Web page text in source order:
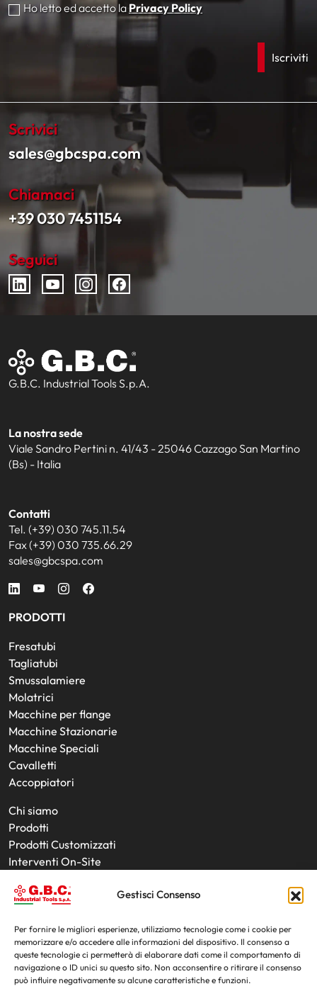
Gestisci Consenso
Per fornire le migliori esperienze, utilizziamo tecnologie come i cookie per
memorizzare e/o accedere alle informazioni del dispositivo. Il consenso a
queste tecnologie ci permetterà di elaborare dati come il comportamento di
navigazione o ID unici su questo sito. Non acconsentire o ritirare il consenso
può influire negativamente su alcune caratteristiche e funzioni.
Ho letto ed accetto la Privacy Policy
Scrivici
sales@gbcspa.com
Chiamaci
+39 030 7451154
Seguici
G.B.C. Industrial Tools S.p.A.
La nostra sede
Viale Sandro Pertini n. 41/43 - 25046 Cazzago San Martino
(Bs) - Italia
Contatti
Tel. (+39) 030 745.11.54
Fax (+39) 030 735.66.29
sales@gbcspa.com
PRODOTTI
Fresatubi
Tagliatubi
Smussalamiere
Molatrici
Macchine per flange
Macchine Stazionarie
Macchine Speciali
Cavalletti
Accoppiatori
Chi siamo
Prodotti
Prodotti Customizzati
Interventi On-Site
Noleggio Prodotti
Fiere
Contatti